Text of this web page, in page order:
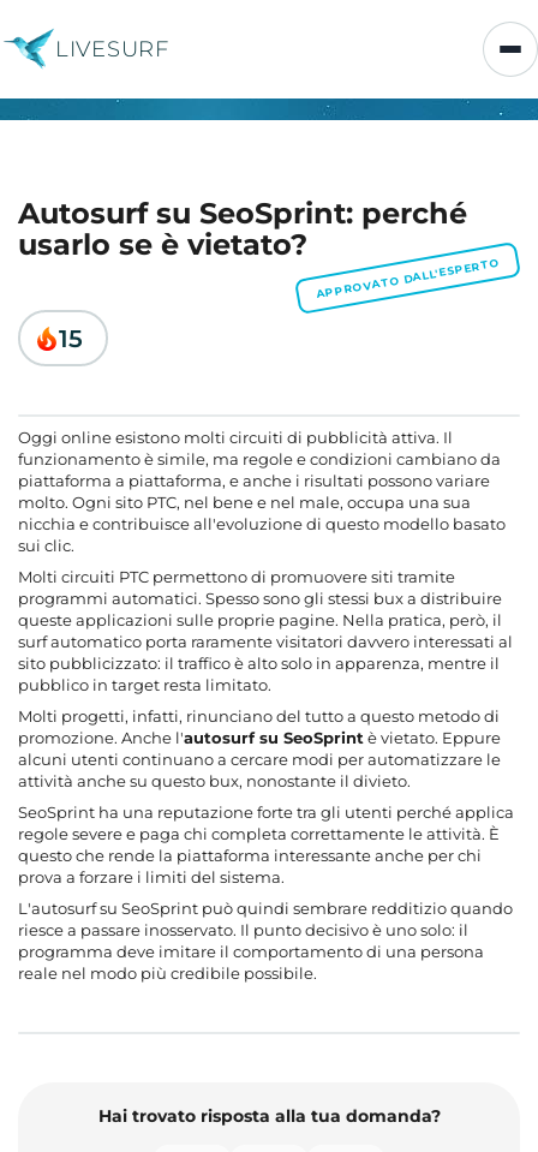
LIVESURF
Autosurf su SeoSprint: perché
usarlo se è vietato?
APPROVATO DALL'ESPERTO
15
Oggi online esistono molti circuiti di pubblicità attiva. Il
funzionamento è simile, ma regole e condizioni cambiano da
piattaforma a piattaforma, e anche i risultati possono variare
molto. Ogni sito PTC, nel bene e nel male, occupa una sua
nicchia e contribuisce all'evoluzione di questo modello basato
sui clic.
Molti circuiti PTC permettono di promuovere siti tramite
programmi automatici. Spesso sono gli stessi bux a distribuire
queste applicazioni sulle proprie pagine. Nella pratica, però, il
surf automatico porta raramente visitatori davvero interessati al
sito pubblicizzato: il traffico è alto solo in apparenza, mentre il
pubblico in target resta limitato.
Molti progetti, infatti, rinunciano del tutto a questo metodo di
promozione. Anche l'autosurf su SeoSprint è vietato. Eppure
alcuni utenti continuano a cercare modi per automatizzare le
attività anche su questo bux, nonostante il divieto.
SeoSprint ha una reputazione forte tra gli utenti perché applica
regole severe e paga chi completa correttamente le attività. È
questo che rende la piattaforma interessante anche per chi
prova a forzare i limiti del sistema.
L'autosurf su SeoSprint può quindi sembrare redditizio quando
riesce a passare inosservato. Il punto decisivo è uno solo: il
programma deve imitare il comportamento di una persona
reale nel modo più credibile possibile.
Hai trovato risposta alla tua domanda?